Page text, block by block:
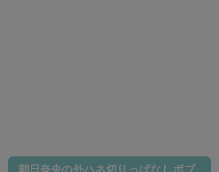
朝日奈央の外ハネ切りっぱなしボブ